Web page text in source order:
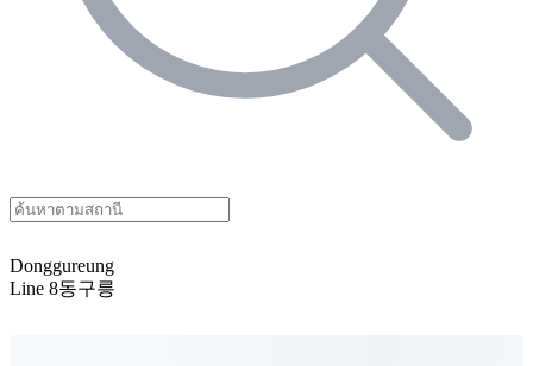
Donggureung
Line 8동구릉